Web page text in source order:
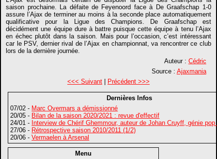
saison prochaine. La défaite de Feyenoord face à De Graafschap 1-0
assure l’Ajax de terminer au moins à la seconde place automatiquement
qualificative pour la Ligue des Champions. De Graafschap est
décidément une équipe dure à battre puisque cette équipe à tenu l’Ajax
en échec plutôt dans la saison. Mais pour l’occasion, c’est intéressant
car le PSV, dernier rival de l’Ajax en championnat, va rencontrer ce club
lors de la dernière journée.
Auteur : Cédric
Source : Ajaxmania
<<< Suivant| Précédent >>>
Dernières Infos
07/02 - Marc Overmars a démissionné
20/05 - Bilan de la saison 2020/2021 : revue d'effectif
24/01 - Interview de Chérif Ghemmour, auteur de Johan Cruyff, génie
27/06 - Rétrospective saison 2010/2011 (1/2)
20/06 -Vermaelen à Arsenal
Menu